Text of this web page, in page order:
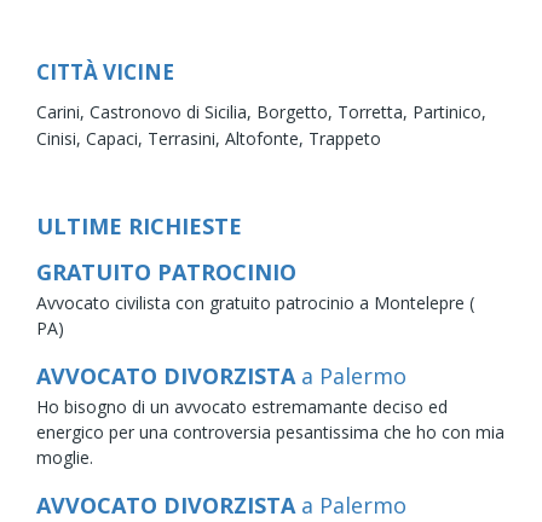
CITTÀ VICINE
Carini, Castronovo di Sicilia, Borgetto, Torretta, Partinico,
Cinisi, Capaci, Terrasini, Altofonte, Trappeto
ULTIME RICHIESTE
GRATUITO PATROCINIO
Avvocato civilista con gratuito patrocinio a Montelepre (
PA)
AVVOCATO DIVORZISTA a Palermo
Ho bisogno di un avvocato estremamante deciso ed
energico per una controversia pesantissima che ho con mia
moglie.
AVVOCATO DIVORZISTA a Palermo